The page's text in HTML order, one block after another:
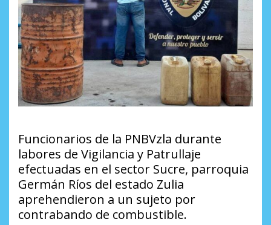
Funcionarios de la PNBVzla durante
labores de Vigilancia y Patrullaje
efectuadas en el sector Sucre, parroquia
Germán Ríos del estado Zulia
aprehendieron a un sujeto por
contrabando de combustible.